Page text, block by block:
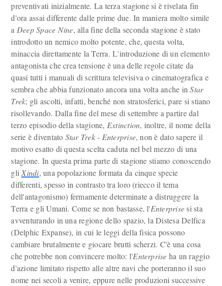
preventivati inizialmente. La terza stagione si è rivelata fin
d'ora assai differente dalle prime due. In maniera molto simile
a Deep Space Nine, alla fine della seconda stagione è stato
introdotto un nemico molto potente, che, questa volta,
minaccia direttamente la Terra. L'introduzione di un elemento
antagonista che crea tensione è una delle regole citate da
quasi tutti i manuali di scrittura televisiva o cinematografica e
sembra che abbia funzionato ancora una volta anche inStar
Trek; gli ascolti, infatti, benché non stratosferici, pare si stiano
risollevando. Dalla fine del mese di settembre a partire dal
terzo episodio della stagione, Extinction, inoltre, il nome della
serie è diventato Star Trek - Enterprise, non è dato sapere il
motivo esatto di questa scelta caduta nel bel mezzo di una
stagione. In questa prima parte di stagione stiamo conoscendo
gli Xindi, una popolazione formata da cinque specie
differenti, spesso in contrasto tra loro (riecco il tema
dell'antagonismo) fermamente determinate a distruggere la
Terra e gli Umani. Come se non bastasse, l'Enterprisesi sta
avventurando in una regione dello spazio, la Distesa Delfica
(Delphic Expanse), in cui le leggi della fisica possono
cambiare brutalmente e giocare brutti scherzi. C'è una cosa
che potrebbe non convincere molto: l'Enterprise ha un raggio
d'azione limitato rispetto alle altre navi che porteranno il suo
nome nei secoli a venire, eppure nelle produzioni successive